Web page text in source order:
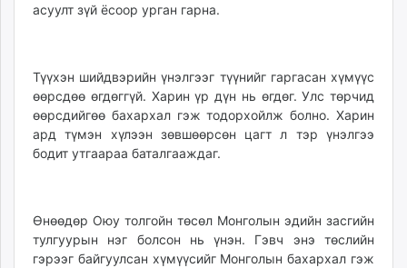
асуулт зүй ёсоор урган гарна.
Түүхэн шийдвэрийн үнэлгээг түүнийг гаргасан хүмүүс
өөрсдөө өгдөггүй. Харин үр дүн нь өгдөг. Улс төрчид
өөрсдийгөө бахархал гэж тодорхойлж болно. Харин
ард түмэн хүлээн зөвшөөрсөн цагт л тэр үнэлгээ
бодит утгаараа баталгааждаг.
Өнөөдөр Оюу толгойн төсөл Монголын эдийн засгийн
тулгуурын нэг болсон нь үнэн. Гэвч энэ төслийн
гэрээг байгуулсан хүмүүсийг Монголын бахархал гэж